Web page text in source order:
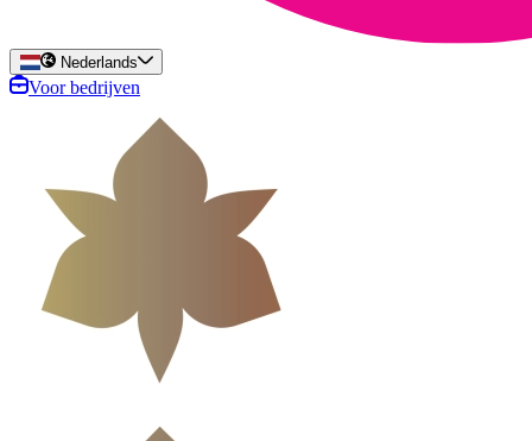
Nederlands
Voor bedrijven